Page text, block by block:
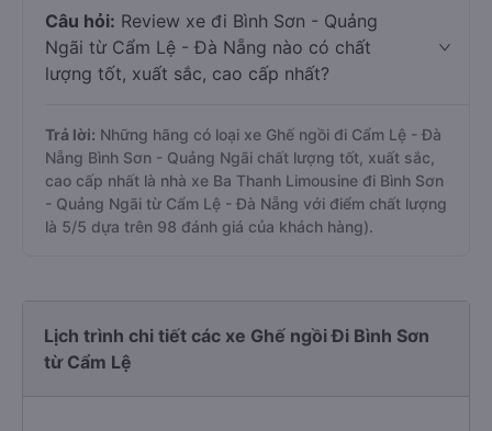
Câu hỏi: Review xe đi Bình Sơn - Quảng
Ngãi từ Cẩm Lệ - Đà Nẵng nào có chất
lượng tốt, xuất sắc, cao cấp nhất?
Trả lời: Những hãng có loại xe Ghế ngồi đi Cẩm Lệ - Đà
Nẵng Bình Sơn - Quảng Ngãi chất lượng tốt, xuất sắc,
cao cấp nhất là nhà xe Ba Thanh Limousine đi Bình Sơn
- Quảng Ngãi từ Cẩm Lệ - Đà Nẵng với điểm chất lượng
là 5/5 dựa trên 98 đánh giá của khách hàng).
Lịch trình chi tiết các xe Ghế ngồi Đi Bình Sơn
từ Cẩm Lệ